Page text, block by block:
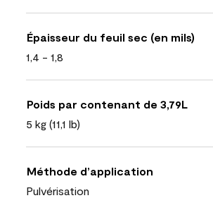
Épaisseur du feuil sec (en mils)
1,4 - 1,8
Poids par contenant de 3,79L
5 kg (11,1 lb)
Méthode d’application
Pulvérisation